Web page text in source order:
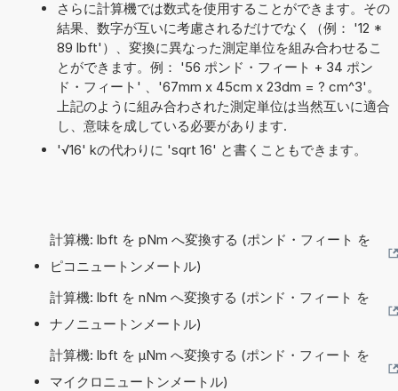
さらに計算機では数式を使用することができます。その
結果、数字が互いに考慮されるだけでなく（例： '12 *
89 lbft'）、変換に異なった測定単位を組み合わせるこ
とができます。例： '56 ポンド・フィート + 34 ポン
ド・フィート' 、'67mm x 45cm x 23dm = ? cm^3'。
上記のように組み合わされた測定単位は当然互いに適合
し、意味を成している必要があります.
'√16' kの代わりに 'sqrt 16' と書くこともできます。
計算機: lbft を pNm へ変換する (ポンド・フィート を
ピコニュートンメートル)
計算機: lbft を nNm へ変換する (ポンド・フィート を
ナノニュートンメートル)
計算機: lbft を µNm へ変換する (ポンド・フィート を
マイクロニュートンメートル)